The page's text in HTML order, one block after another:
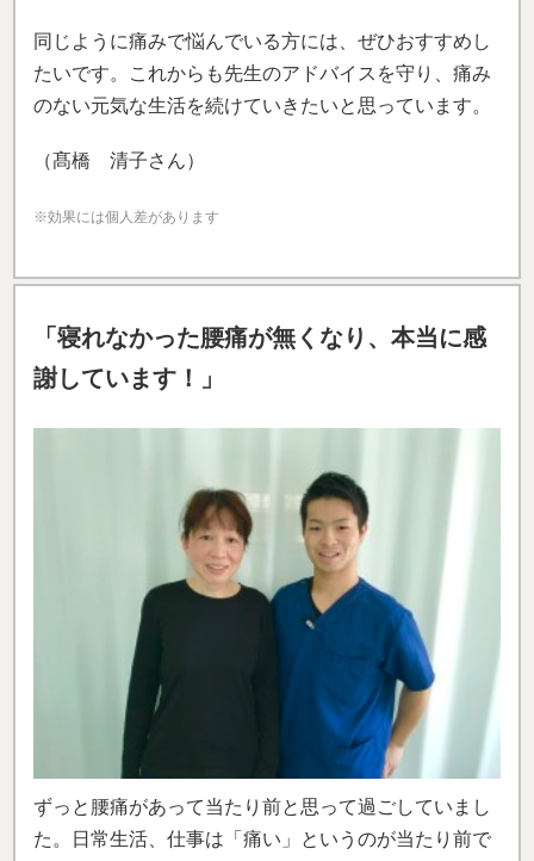
（髙橋 清子さん）
※効果には個人差があります
「寝れなかった腰痛が無くなり、本当に感
ずっと腰痛があって当たり前と思って過ごしていまし
た。日常生活、仕事は「痛い」というのが当たり前で
したが、腰痛で困らなくていいんだと紹介してくれた
当たり前の痛みを良くしようと取り組む施術に驚きま